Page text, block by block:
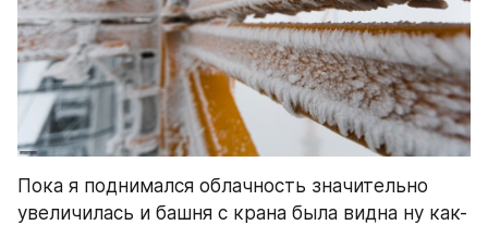
Пока я поднимался облачность значительно
увеличилась и башня с крана была видна ну как-